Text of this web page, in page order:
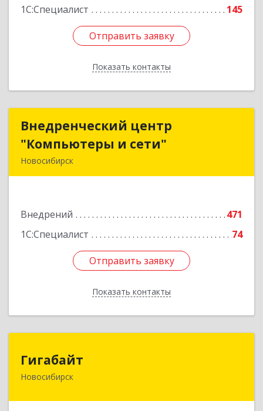
1С:Специалист
145
Отправить заявку
Показать контакты
Отправить заявку
Назад
Внедренческий центр
"Компьютеры и сети"
Новосибирск
Внедрений
471
1С:Специалист
74
Отправить заявку
Показать контакты
Внедренческий центр
"Компьютеры и сети"
Подробнее
Отправить заявку
Назад
Гигабайт
Новосибирск
630099, Новосибирская обл, Новосибирск г,